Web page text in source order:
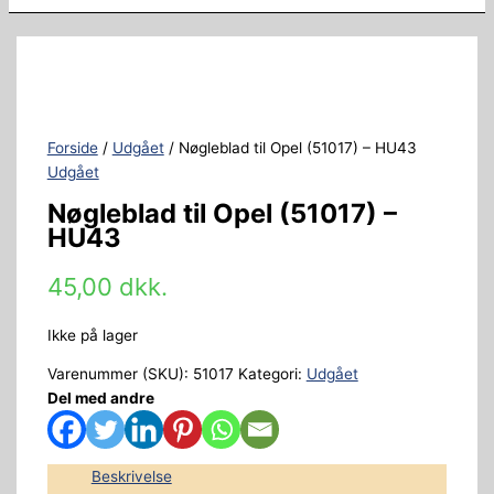
Forside/ Udgået/ Nøgleblad til Opel (51017) – HU43
Udgået
Nøgleblad til Opel (51017) –
HU43
45,00 dkk.
Ikke på lager
Varenummer (SKU): 51017 Kategori: Udgået
Del med andre
Beskrivelse